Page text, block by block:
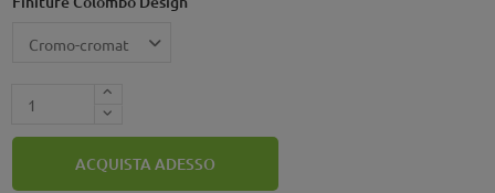
ACQUISTA ADESSO